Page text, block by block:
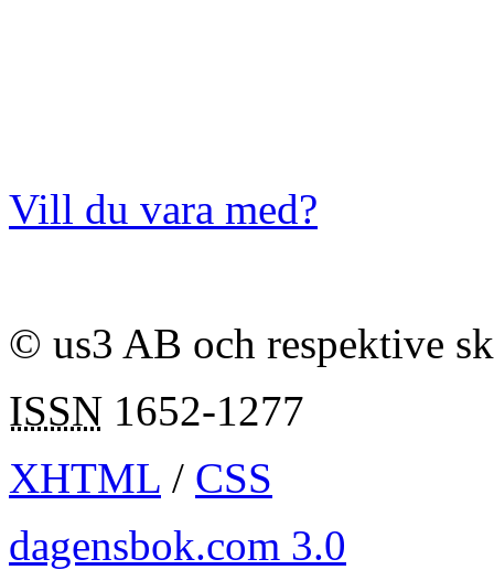
Vill du vara med?
© us3 AB och respektive
ISSN 1652-1277
XHTML / CSS
dagensbok.com 3.0